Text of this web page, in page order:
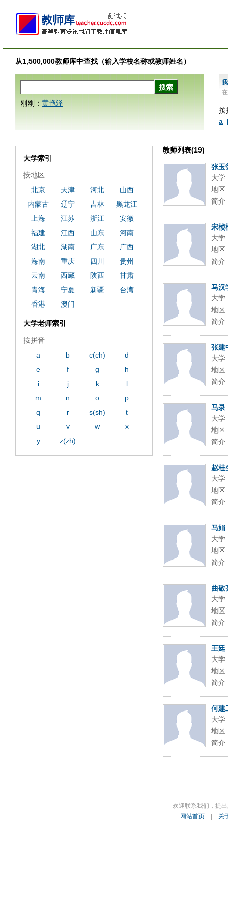
从1,500,000教师库中查找（输入学校名称或教师姓名）
按
a
刚刚： 黄艳泽
教师列表(19)
张玉
大学
地区
简介
宋桢
大学
地区
简介
马汉
大学
地区
简介
张建
大学
地区
简介
马录
大学
地区
简介
赵桂
大学
地区
简介
马娟
大学
地区
简介
曲敬
大学
地区
简介
王廷
大学
地区
简介
何建
大学
地区
简介
大学索引
按地区
北京
天津 河北
山西
内蒙古
辽宁 吉林
黑龙江
上海
江苏 浙江
安徽
福建
江西 山东
河南
湖北
湖南 广东
广西
海南
重庆 四川
贵州
云南
西藏 陕西
甘肃
青海
宁夏 新疆
台湾
香港
澳门
大学老师索引
按拼音
a
b c(ch)
d
e
f g
h
i
j k
l
m
n o
p
q
r s(sh)
t
u
v w
x
y
z(zh)
欢迎联系我们，提
网站首页| 关